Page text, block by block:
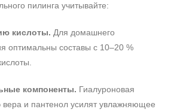
пилинга учитывайте:
кислоты. Для домашнего
оптимальны составы с 10–20 %
компоненты. Гиалуроновая
вера и пантенол усилят увлажняющее